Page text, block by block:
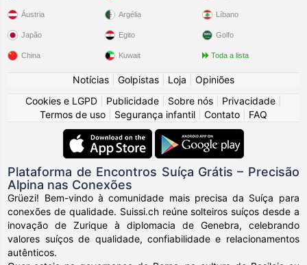
Áustria
Japão
China
Argélia
Egito
Kuwait
Líbano
Golfo
Toda a lista
Notícias Golpistas Loja
Opiniões
Cookies e LGPD
Publicidade Sobre nós Privacidade
Termos de uso
Segurança infantil Contato FAQ
Plataforma de Encontros Suíça Grátis – Precisão
Alpina nas Conexões
Grüezi! Bem-vindo à comunidade mais precisa da Suíça para
conexões de qualidade. Suissi.ch reúne solteiros suíços desde a
inovação de Zurique à diplomacia de Genebra, celebrando
valores suíços de qualidade, confiabilidade e relacionamentos
autênticos.